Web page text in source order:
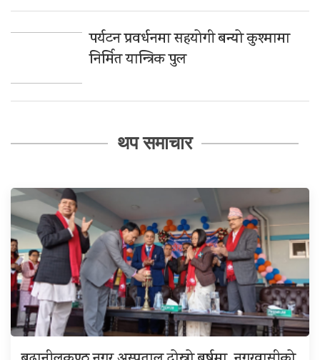
पर्यटन प्रवर्धनमा सहयोगी बन्यो कुश्मामा
निर्मित यान्त्रिक पुल
थप समाचार